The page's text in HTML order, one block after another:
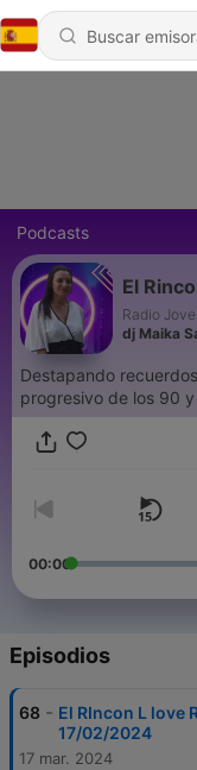
Podcasts
El
Radio
dj Maika
Destapando
progresivo de los 90
00:00
Episodios
68 - El RIncon L love
17/02/2024
17 mar. 2024